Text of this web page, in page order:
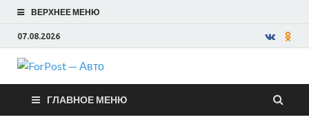
ВЕРХНЕЕ МЕНЮ
07.08.2026
ForPost —
Авто
ГЛАВНОЕ МЕНЮ